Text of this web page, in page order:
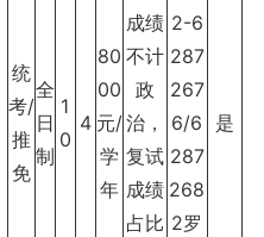
统
考/
推
免
全
日
制
1
0
4
80
00
元/
学
年
成绩
不计
政
治，
复试
成绩
占比
2-6
287
267
6/6
287
268
2罗
是